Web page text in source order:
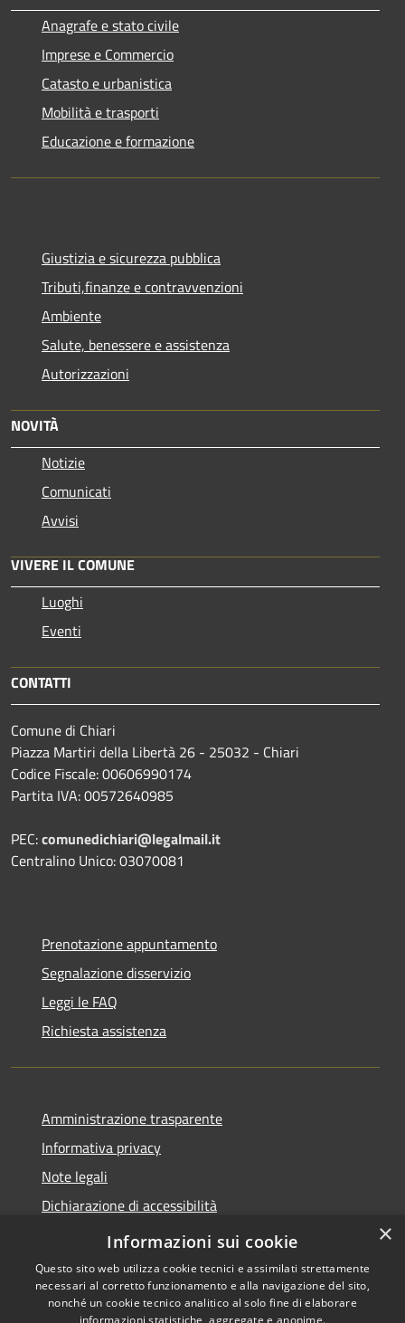
Anagrafe e stato civile
Imprese e Commercio
Catasto e urbanistica
Mobilità e trasporti
Educazione e formazione
Giustizia e sicurezza pubblica
Tributi,finanze e contravvenzioni
Ambiente
Salute, benessere e assistenza
Autorizzazioni
NOVITÀ
Notizie
Comunicati
Avvisi
VIVERE IL COMUNE
Luoghi
Eventi
CONTATTI
Comune di Chiari
Piazza Martiri della Libertà 26 - 25032 - Chiari
Codice Fiscale: 00606990174
Partita IVA: 00572640985
PEC:comunedichiari@legalmail.it
Centralino Unico: 03070081
Prenotazione appuntamento
Segnalazione disservizio
Leggi le FAQ
Richiesta assistenza
Amministrazione trasparente
Informativa privacy
Note legali
Dichiarazione di accessibilità
Obiettivi accessibilità
×
Informazioni sui cookie
Questo sito web utilizza cookie tecnici e assimilati strettamente
necessari al corretto funzionamento e alla navigazione del sito,
nonché un cookie tecnico analitico al solo fine di elaborare
informazioni statistiche, aggregate e anonime.